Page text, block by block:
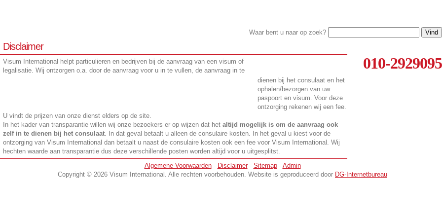
Waar bent u naar op zoek?
010-2929095
Disclaimer
Visum International helpt particulieren en bedrijven bij de aanvraag van een visum of
legalisatie. Wij ontzorgen o.a. door de aanvraag voor u in te vullen, de aanvraag in te
dienen bij het consulaat en het
ophalen/bezorgen van uw
paspoort en visum. Voor deze
ontzorging rekenen wij een fee.
U vindt de prijzen van onze dienst elders op de site.
In het kader van transparantie willen wij onze bezoekers er op wijzen dat het altijd mogelijk is om de aanvraag ook
zelf in te dienen bij het consulaat. In dat geval betaalt u alleen de consulaire kosten. In het geval u kiest voor de
ontzorging van Visum International dan betaalt u naast de consulaire kosten ook een fee voor Visum International. Wij
hechten waarde aan transparantie dus deze verschillende posten worden altijd voor u uitgesplitst.
Algemene Voorwaarden- Disclaimer- Sitemap- Admin
Copyright © 2026 Visum International. Alle rechten voorbehouden. Website is geproduceerd door DG-Internetbureau